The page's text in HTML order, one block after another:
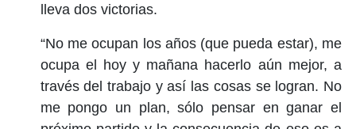
lleva dos victorias.
“No me ocupan los años (que pueda estar), me
ocupa el hoy y mañana hacerlo aún mejor, a
través del trabajo y así las cosas se logran. No
me pongo un plan, sólo pensar en ganar el